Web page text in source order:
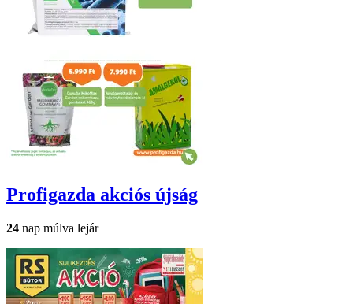
Profigazda akciós újság
24 nap múlva lejár